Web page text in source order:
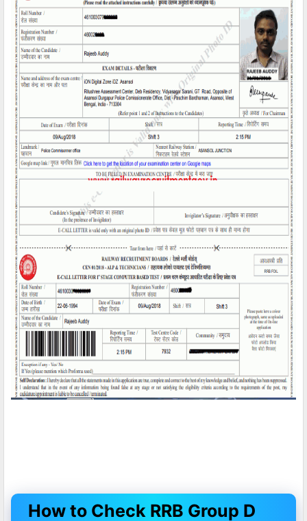
How to Check RRB Group D